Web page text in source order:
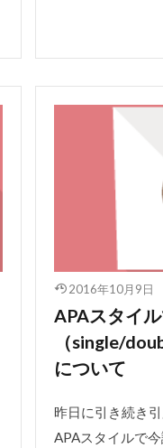
2016年10月9日
APAスタイ
（single/
について
昨日に引き続き
APAスタイルで